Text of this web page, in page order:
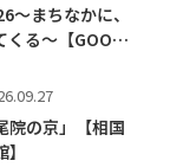
～まちなかに、
くる～【GOO…
院の京」【相国